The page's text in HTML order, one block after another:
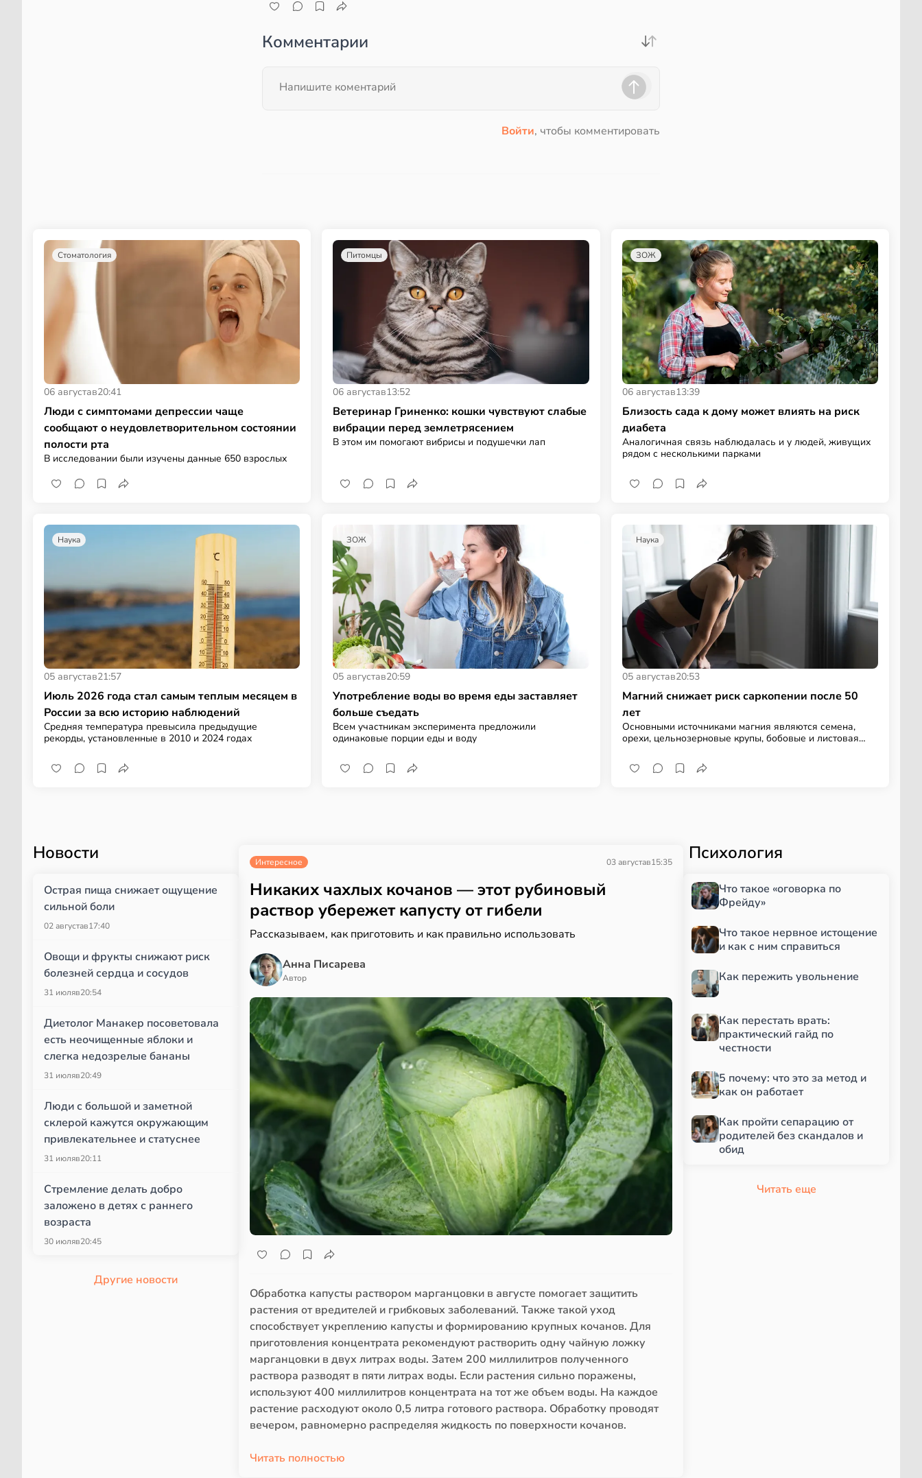
Комментарии
Войти, чтобы комментировать
Стоматология
06 августав20:41
Люди с симптомами депрессии чаще
сообщают о неудовлетворительном состоянии
полости рта
В исследовании были изучены данные 650 взрослых
Питомцы
06 августав13:52
Ветеринар Гриненко: кошки чувствуют слабые
вибрации перед землетрясением
В этом им помогают вибрисы и подушечки лап
ЗОЖ
06 августав13:39
Близость сада к дому может влиять на риск
диабета
Аналогичная связь наблюдалась и у людей, живущих
рядом с несколькими парками
Наука
05 августав21:57
Июль 2026 года стал самым теплым месяцем в
России за всю историю наблюдений
Средняя температура превысила предыдущие
рекорды, установленные в 2010 и 2024 годах
ЗОЖ
05 августав20:59
Употребление воды во время еды заставляет
больше съедать
Всем участникам эксперимента предложили
одинаковые порции еды и воду
Наука
05 августав20:53
Магний снижает риск саркопении после 50
лет
Основными источниками магния являются семена,
орехи, цельнозерновые крупы, бобовые и листовая
Новости
Острая пища снижает ощущение
сильной боли
02 августав17:40
Овощи и фрукты снижают риск
болезней сердца и сосудов
31 июляв20:54
Диетолог Манакер посоветовала
есть неочищенные яблоки и
слегка недозрелые бананы
31 июляв20:49
Люди с большой и заметной
склерой кажутся окружающим
привлекательнее и статуснее
31 июляв20:11
Стремление делать добро
заложено в детях с раннего
возраста
30 июляв20:45
Другие новости
Интересное 03 августав15:35
Никаких чахлых кочанов — этот рубиновый
раствор убережет капусту от гибели
Рассказываем, как приготовить и как правильно использовать
Анна Писарева
Автор
Обработка капусты раствором марганцовки в августе помогает защитить
растения от вредителей и грибковых заболеваний. Также такой уход
способствует укреплению капусты и формированию крупных кочанов. Для
приготовления концентрата рекомендуют растворить одну чайную ложку
марганцовки в двух литрах воды. Затем 200 миллилитров полученного
раствора разводят в пяти литрах воды. Если растения сильно поражены,
используют 400 миллилитров концентрата на тот же объем воды. На каждое
растение расходуют около 0,5 литра готового раствора. Обработку проводят
вечером, равномерно распределяя жидкость по поверхности кочанов.
Читать полностью
Психология
Что такое «оговорка по
Фрейду»
Что такое нервное истощение
и как с ним справиться
Как пережить увольнение
Как перестать врать:
практический гайд по
честности
5 почему: что это за метод и
как он работает
Как пройти сепарацию от
родителей без скандалов и
обид
Читать еще